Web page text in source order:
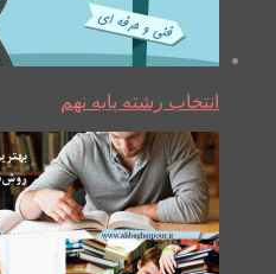
انتخاب رشته پایه نهم